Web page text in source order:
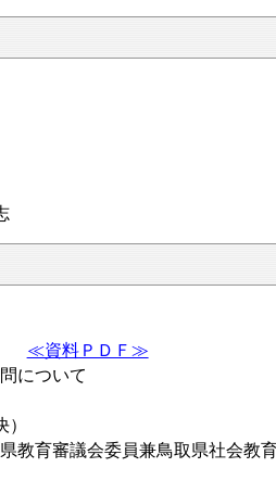
≪資料ＰＤＦ≫
について
教育審議会委員兼鳥取県社会教